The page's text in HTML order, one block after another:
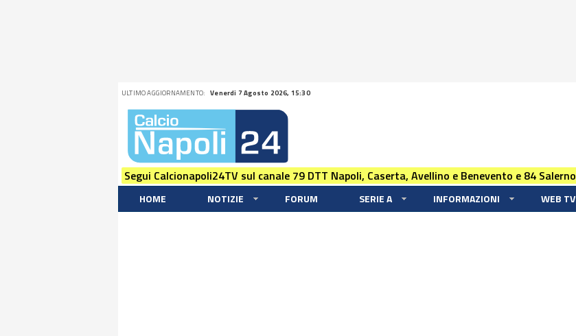
ULTIMO AGGIORNAMENTO: Venerdi 7 Agosto 2026, 15:30
Segui Calcionapoli24TV sul canale 79 DTT Napoli, Caserta, Avellino e Benevento e 84 Salerno
HOME NOTIZIE FORUM SERIE A INFORMAZIONI WEB TV